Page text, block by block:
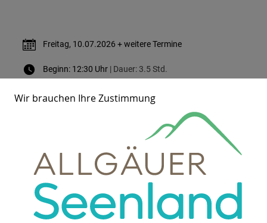
Freitag, 10.07.2026 + weitere Termine
Beginn: 12:30 Uhr | Dauer: 3.5 Std.
Arche-Hof Birk GbR, Helinger Straße 9, 87480 Weitnau
Merkmale
Wir brauchen Ihre Zustimmung